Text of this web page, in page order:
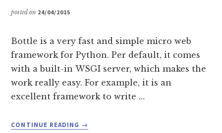
posted on 24/04/2015
Bottle is a very fast and simple micro web
framework for Python. Per default, it comes
with a built-in WSGI server, which makes the
work really easy. For example, it is an
excellent framework to write …
CONTINUE READING
ABOUT
→